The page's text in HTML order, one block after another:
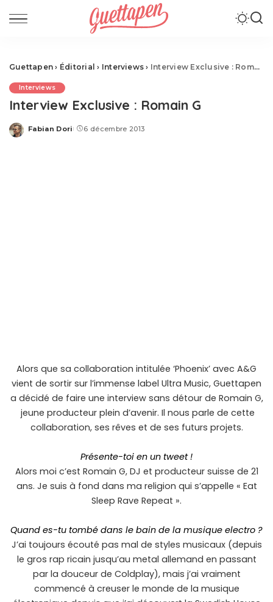
Guettapen › Éditorial › Interviews › Interview Exclusive : Romain G
Interviews
Interview Exclusive : Romain G
Posted
Fabian Dori 6 décembre 2013
Alors que sa collaboration intitulée ‘Phoenix’ avec A&G
vient de sortir sur l’immense label Ultra Music, Guettapen
a décidé de faire une interview sans détour de Romain G,
jeune producteur plein d’avenir. Il nous parle de cette
collaboration, ses rêves et de ses futurs projets.
Présente-toi en un tweet !
Alors moi c’est Romain G, DJ et producteur suisse de 21
ans. Je suis à fond dans ma religion qui s’appelle « Eat
Sleep Rave Repeat ».
Quand es-tu tombé dans le bain de la musique electro ?
J’ai toujours écouté pas mal de styles musicaux (depuis
le gros rap ricain jusqu’au metal allemand en passant
par la douceur de Coldplay), mais j’ai vraiment
commencé à creuser le monde de la musique